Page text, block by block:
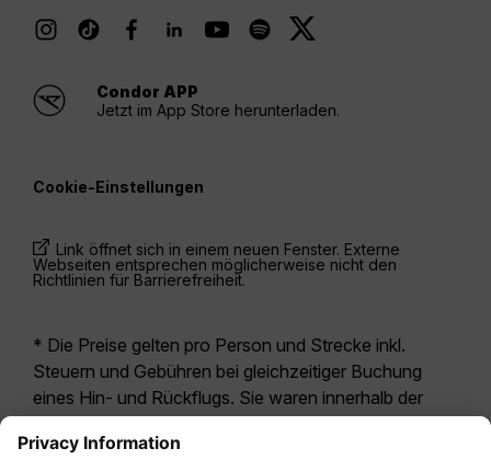
Condor APP
Jetzt im App Store herunterladen.
Cookie-Einstellungen
Link öffnet sich in einem neuen Fenster. Externe
Webseiten entsprechen möglicherweise nicht den
Richtlinien für Barrierefreiheit.
* Die Preise gelten pro Person und Strecke inkl.
Steuern und Gebühren bei gleichzeitiger Buchung
eines Hin- und Rückflugs. Sie waren innerhalb der
möglicherweise nicht mehr aktuell. Bei den für die